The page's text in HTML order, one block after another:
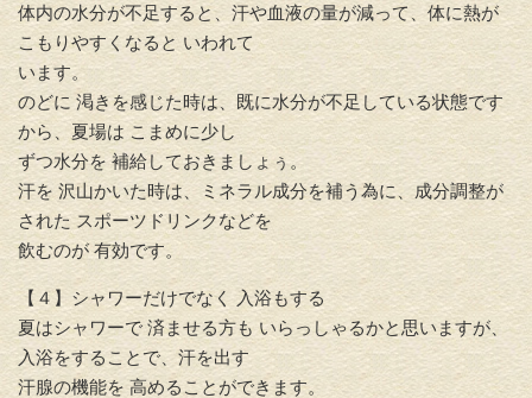
体内の水分が不足すると、汗や血液の量が減って、体に熱が
こもりやすくなると いわれて
います。
のどに 渇きを感じた時は、既に水分が不足している状態です
から、夏場は こまめに少し
ずつ水分を 補給しておきましょぅ。
汗を 沢山かいた時は、ミネラル成分を補う為に、成分調整が
された スポーツドリンクなどを
飲むのが 有効です。
【４】シャワーだけでなく 入浴もする
夏はシャワーで 済ませる方も いらっしゃるかと思いますが、
入浴をすることで、汗を出す
汗腺の機能を 高めることができます。